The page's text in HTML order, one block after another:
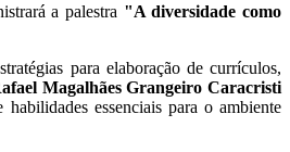
a palestra "A diversidade como
para elaboração de currículos,
Magalhães Grangeiro Caracristi
essenciais para o ambiente